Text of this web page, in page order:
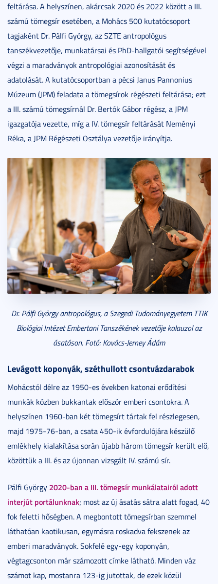
feltárása. A helyszínen, akárcsak 2020 és 2022 között a III.
számú tömegsír esetében, a Mohács 500 kutatócsoport
tagjaként Dr. Pálfi György, az SZTE antropológus
tanszékvezetője, munkatársai és PhD-hallgatói segítségével
végzi a maradványok antropológiai azonosítását és
adatolását. A kutatócsoportban a pécsi Janus Pannonius
Múzeum (JPM) feladata a tömegsírok régészeti feltárása; ezt
a III. számú tömegsírnál Dr. Bertók Gábor régész, a JPM
igazgatója vezette, míg a IV. tömegsír feltárását Neményi
Réka, a JPM Régészeti Osztálya vezetője irányítja.
Dr. Pálfi György antropológus, a Szegedi Tudományegyetem TTIK
Biológiai Intézet Embertani Tanszékének vezetője kalauzol az
ásatáson. Fotó: Kovács-Jerney Ádám
Levágott koponyák, széthullott csontvázdarabok
Mohácstól délre az 1950-es években katonai erődítési
munkák közben bukkantak először emberi csontokra. A
helyszínen 1960-ban két tömegsírt tártak fel részlegesen,
majd 1975-76-ban, a csata 450-ik évfordulójára készülő
emlékhely kialakítása során újabb három tömegsír került elő,
közöttük a III. és az újonnan vizsgált IV. számú sír.
Pálfi György 2020-ban a III. tömegsír munkálatairól adott
interjút portálunknak; most az új ásatás sátra alatt fogad, 40
fok feletti hőségben. A megbontott tömegsírban szemmel
láthatóan kaotikusan, egymásra roskadva fekszenek az
emberi maradványok. Sokfelé egy-egy koponyán,
végtagcsonton már számozott címke látható. Minden váz
számot kap, mostanra 123-ig jutottak, de ezek közül